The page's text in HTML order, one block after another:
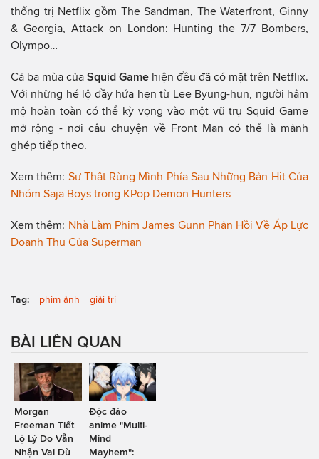
thống trị Netflix gồm The Sandman, The Waterfront, Ginny
& Georgia, Attack on London: Hunting the 7/7 Bombers,
Olympo…
Cả ba mùa của Squid Game hiện đều đã có mặt trên Netflix.
Với những hé lộ đầy hứa hẹn từ Lee Byung-hun, người hâm
mộ hoàn toàn có thể kỳ vọng vào một vũ trụ Squid Game
mở rộng - nơi câu chuyện về Front Man có thể là mảnh
ghép tiếp theo.
Xem thêm: Sự Thật Rùng Mình Phía Sau Những Bản Hit Của
Nhóm Saja Boys trong KPop Demon Hunters
Xem thêm: Nhà Làm Phim James Gunn Phản Hồi Về Áp Lực
Doanh Thu Của Superman
Tag: phim ảnh giải trí
BÀI LIÊN QUAN
Morgan
Freeman Tiết
Lộ Lý Do Vẫn
Nhận Vai Dù
Độc đáo
anime "Multi-
Mind
Mayhem":